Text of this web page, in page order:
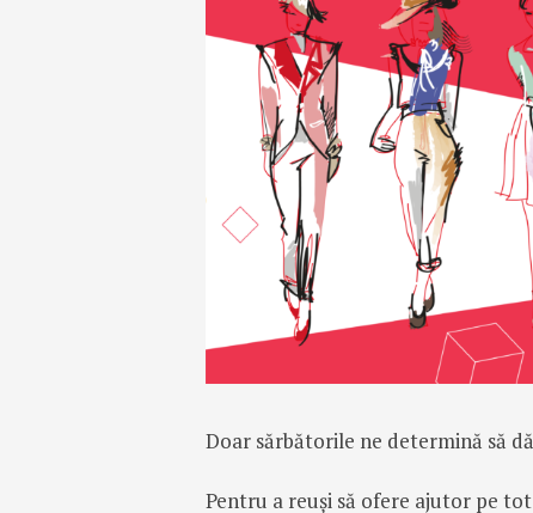
Doar sărbătorile ne determină să
Pentru a reuși să ofere ajutor pe